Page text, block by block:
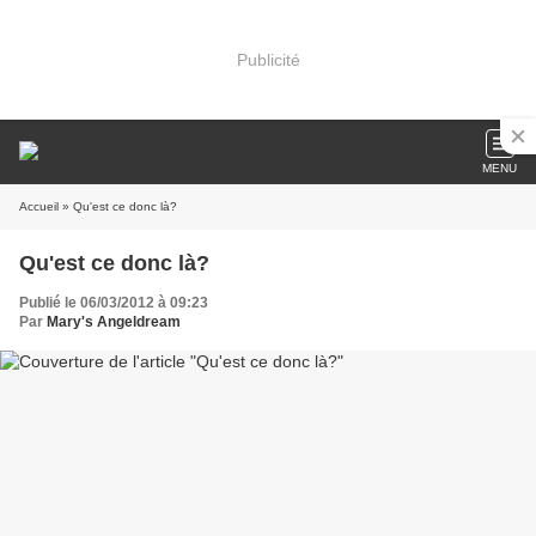
Publicité
MENU
Accueil » Qu'est ce donc là?
Qu'est ce donc là?
Publié le 06/03/2012 à 09:23
Par Mary's Angeldream